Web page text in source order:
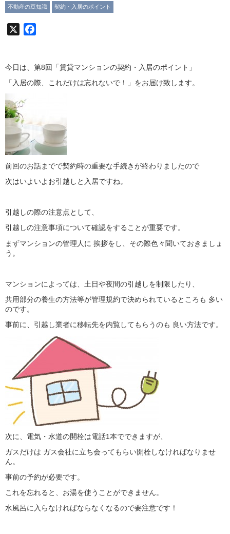
不動産の豆知識 契約・入居のポイント
今日は、第8回「賃貸マンションの契約・入居のポイント」
「入居の際、これだけは忘れないで！」をお届け致します。
前回のお話までで契約時の重要な手続きが終わりましたので
次はいよいよお引越しと入居ですね。
引越しの際の注意点として、
引越しの注意事項について確認をすることが重要です。
まずマンションの管理人に 挨拶をし、その際色々聞いておきましょ
う。
マンションによっては、土日や夜間の引越しを制限したり、
共用部分の養生の方法等が管理規約で決められているところも 多い
のです。
事前に、引越し業者に移転先を内覧してもらうのも 良い方法です。
次に、電気・水道の開栓は電話1本でできますが、
ガスだけは ガス会社に立ち会ってもらい開栓しなければなりませ
ん。
事前の予約が必要です。
これを忘れると、お湯を使うことができません。
水風呂に入らなければならなくなるので要注意です！